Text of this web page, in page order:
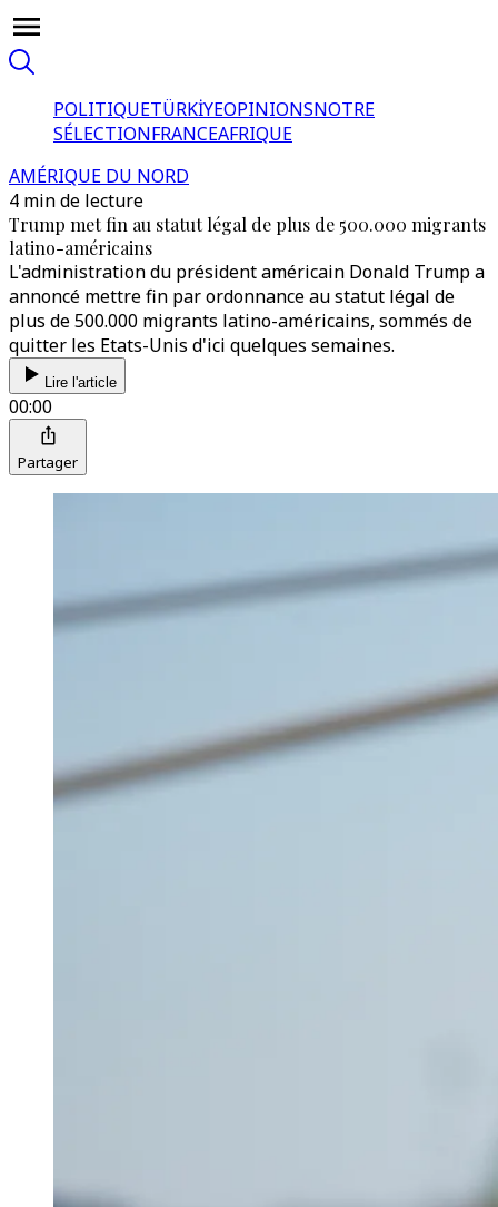
POLITIQUETÜRKİYEOPINIONSNOTRE
SÉLECTIONFRANCEAFRIQUE
AMÉRIQUE DU NORD
4 min de lecture
Trump met fin au statut légal de plus de 500.000 migrants
latino-américains
L'administration du président américain Donald Trump a
annoncé mettre fin par ordonnance au statut légal de
plus de 500.000 migrants latino-américains, sommés de
quitter les Etats-Unis d'ici quelques semaines.
Lire l'article
00:00
Partager